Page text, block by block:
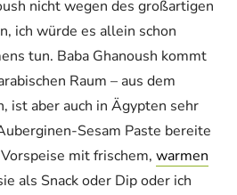
nicht wegen des großartigen
ich würde es allein schon
tun. Baba Ghanoush kommt
Raum – aus dem
ist aber auch in Ägypten sehr
Sesam Paste bereite
mit frischem, warmen
als Snack oder Dip oder ich